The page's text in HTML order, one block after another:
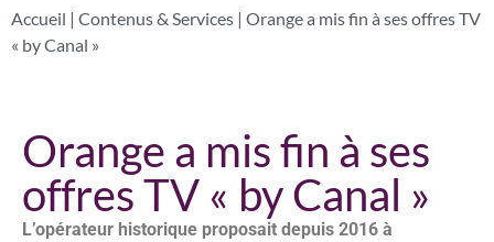
Accueil | Contenus & Services | Orange a mis fin à ses offres TV
« by Canal »
Orange a mis fin à ses
offres TV « by Canal »
L’opérateur historique proposait depuis 2016 à